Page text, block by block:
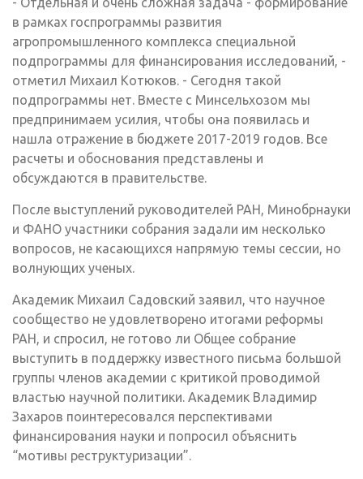
в рамках гос­программы развития
агропромышленного комплекса специальной
подпрограммы для финансирования исследований, -
отметил Михаил Котюков. - Сегодня такой
подпрограммы нет. Вместе с Минсельхозом мы
предпринимаем усилия, чтобы она появилась и
нашла отражение в бюджете 2017-2019 годов. Все
расчеты и обоснования представлены и
обсуждаются в правительстве.
После выступлений руководителей РАН, Минобрнауки
и ФАНО участники собрания задали им несколько
вопросов, не касающихся напрямую темы сессии, но
волнующих ученых.
Академик Михаил Садовский заявил, что научное
сообщество не удовлетворено итогами реформы
РАН, и спросил, не готово ли Общее собрание
выступить в поддержку известного письма большой
группы членов академии с критикой проводимой
властью научной политики. Академик Владимир
Захаров поинтересовался перспективами
финансирования науки и попросил объяснить
“мотивы реструктуризации”.